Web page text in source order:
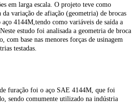
em larga escala. O projeto teve como
variação de afiação (geometria) de brocas
4144M,tendo como variáveis de saída a
estudo foi analisada a geometria de broca
com base nas menores forças de usinagem
testadas.
furação foi o aço SAE 4144M, que foi
sendo comumente utilizado na indústria